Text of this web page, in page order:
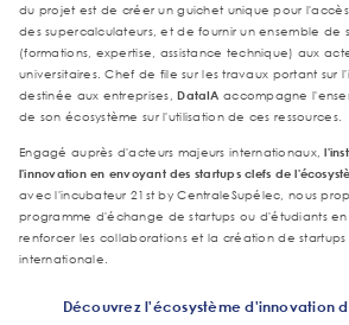
du projet est de créer un guichet unique pour
des supercalculateurs, et de fournir un ensemble de
(formations, expertise, assistance technique) aux
universitaires. Chef de file sur les travaux portant sur
destinée aux entreprises,DataIA accompagne
de son écosystème sur l'utilisation de ces ressources.
Engagé auprès d'acteurs majeurs internationaux,
l'innovation en envoyant des startups clefs de
avec l'incubateur 21st by CentraleSupélec, nous
programme d'échange de startups ou d'étudiants
renforcer les collaborations et la création de
internationale.
Découvrez l'écosystème d'innovation